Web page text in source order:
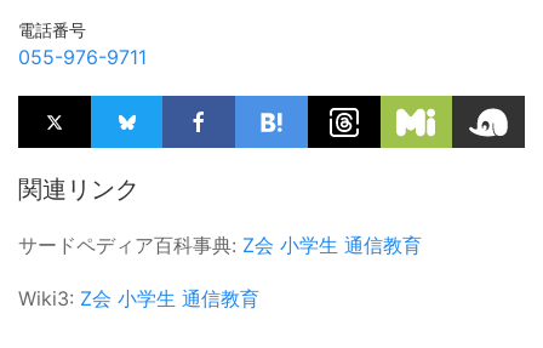
電話番号
055-976-9711
関連リンク
サードペディア百科事典: Z会 小学生 通信教育
Wiki3: Z会 小学生 通信教育